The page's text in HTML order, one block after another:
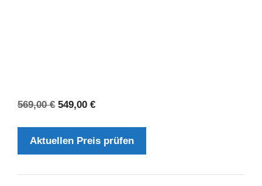
569,00€ Ursprünglicher
569,00 €
549,00 €Aktueller
549,00 €.
Aktuellen Preis prüfen